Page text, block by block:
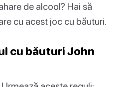
de alcool? Hai să
cu acest joc cu băuturi.
cu băuturi John